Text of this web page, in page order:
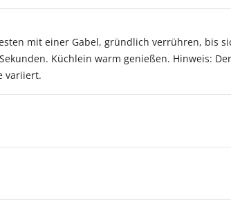
mit einer Gabel, gründlich verrühren, bis
Küchlein warm genießen. Hinweis:
variiert.